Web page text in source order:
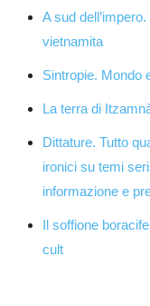
A sud
vietnamita
Sintropie. Mondo
La terra di
Dittature. Tutto
ironici su temi
informazione e
Il soffione
cult